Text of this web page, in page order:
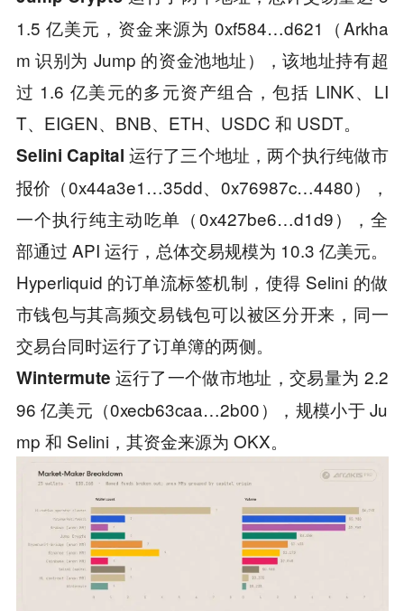
1.5 亿美元，资金来源为 0xf584…d621（Arkha
m 识别为 Jump 的资金池地址），该地址持有超
过 1.6 亿美元的多元资产组合，包括 LINK、LI
T、EIGEN、BNB、ETH、USDC 和 USDT。
Selini Capital 运行了三个地址 ，两个执行纯做市
报价（0x44a3e1…35dd、0x76987c…4480），
一个执行纯主动吃单（0x427be6…d1d9），全
部通过 API 运行，总体交易规模为 10.3 亿美元。
Hyperliquid 的订单流标签机制，使得 Selini 的做
市钱包与其高频交易钱包可以被区分开来，同一
交易台同时运行了订单簿的两侧。
Wintermute 运行了一个做市地址 ，交易量为 2.2
96 亿美元（0xecb63caa…2b00），规模小于 Ju
mp 和 Selini，其资金来源为 OKX。